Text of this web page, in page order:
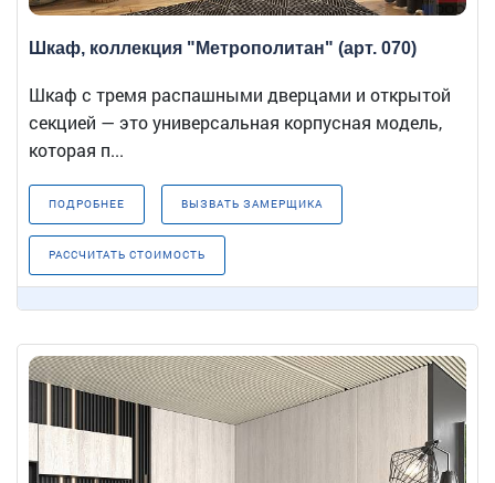
Шкаф, коллекция "Метрополитан" (арт. 070)
Шкаф с тремя распашными дверцами и открытой
секцией — это универсальная корпусная модель,
которая п...
ПОДРОБНЕЕ ВЫЗВАТЬ ЗАМЕРЩИКА
РАССЧИТАТЬ СТОИМОСТЬ